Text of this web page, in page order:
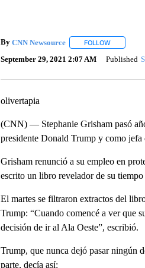
By CNN Newsource FOLLOWFOLLOW
September 29, 2021 2:07 AM Published
olivertapia
(CNN) — Stephanie Grisham pasó
presidente Donald Trump y como
Grisham renunció a su empleo en
escrito un libro revelador de su
El martes se filtraron extractos del
Trump: “Cuando comencé a ver que
decisión de ir al Ala Oeste”, escribió.
Trump, que nunca dejó pasar ningún
parte, decía así: